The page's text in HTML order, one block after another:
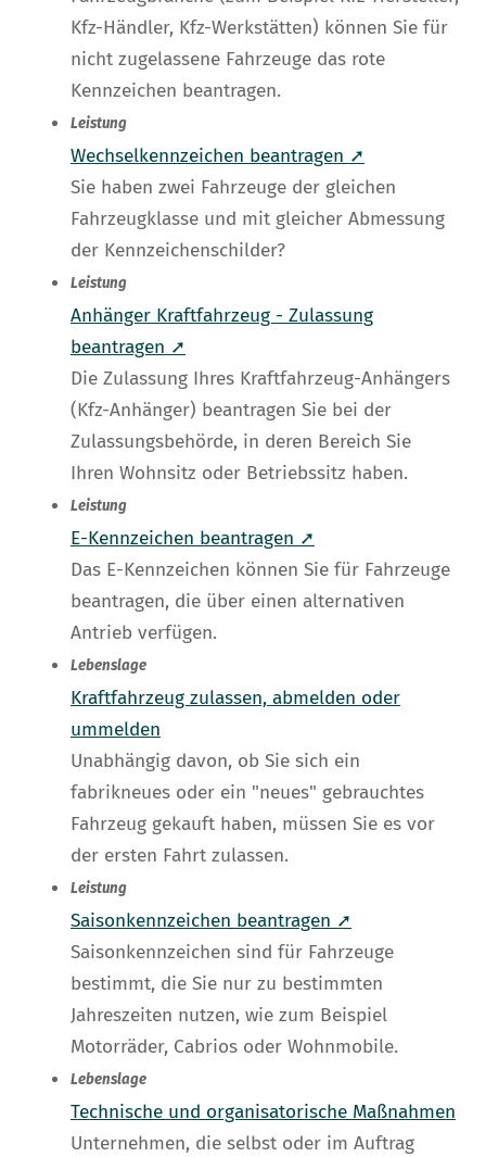
Kfz-Händler, Kfz-Werkstätten) können Sie für
nicht zugelassene Fahrzeuge das rote
Kennzeichen beantragen.
Leistung
Wechselkennzeichen beantragen ➚
Sie haben zwei Fahrzeuge der gleichen
Fahrzeugklasse und mit gleicher Abmessung
der Kennzeichenschilder?
Leistung
Anhänger Kraftfahrzeug - Zulassung
beantragen ➚
Die Zulassung Ihres Kraftfahrzeug-Anhängers
(Kfz-Anhänger) beantragen Sie bei der
Zulassungsbehörde, in deren Bereich Sie
Ihren Wohnsitz oder Betriebssitz haben.
Leistung
E-Kennzeichen beantragen ➚
Das E-Kennzeichen können Sie für Fahrzeuge
beantragen, die über einen alternativen
Antrieb verfügen.
Lebenslage
Kraftfahrzeug zulassen, abmelden oder
ummelden
Unabhängig davon, ob Sie sich ein
fabrikneues oder ein "neues" gebrauchtes
Fahrzeug gekauft haben, müssen Sie es vor
der ersten Fahrt zulassen.
Leistung
Saisonkennzeichen beantragen ➚
Saisonkennzeichen sind für Fahrzeuge
bestimmt, die Sie nur zu bestimmten
Jahreszeiten nutzen, wie zum Beispiel
Motorräder, Cabrios oder Wohnmobile.
Lebenslage
Technische und organisatorische Maßnahmen
Unternehmen, die selbst oder im Auftrag